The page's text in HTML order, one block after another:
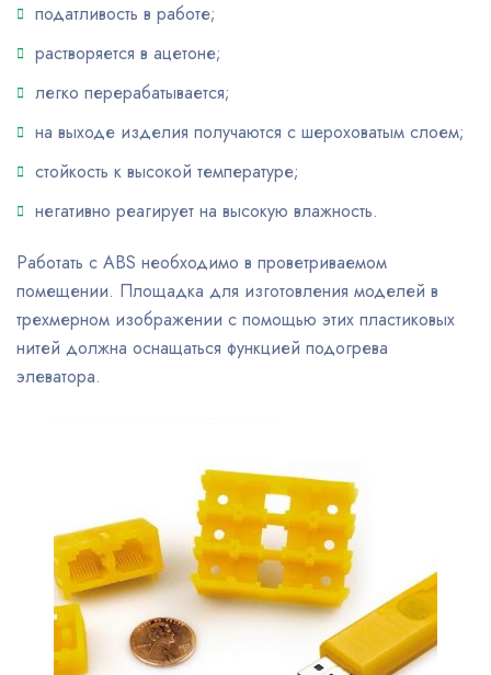
податливость в работе;
растворяется в ацетоне;
легко перерабатывается;
на выходе изделия получаются с шероховатым слоем;
стойкость к высокой температуре;
негативно реагирует на высокую влажность.
Работать с ABS необходимо в проветриваемом
помещении. Площадка для изготовления моделей в
трехмерном изображении с помощью этих пластиковых
нитей должна оснащаться функцией подогрева
элеватора.